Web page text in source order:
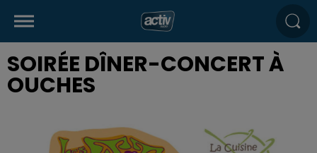
SOIRÉE DÎNER-CONCERT À
OUCHES